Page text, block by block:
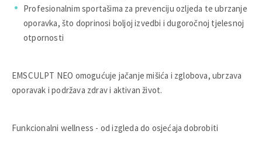
Profesionalnim sportašima za prevenciju ozljeda te ubrzanje
oporavka, što doprinosi boljoj izvedbi i dugoročnoj tjelesnoj
otpornosti
EMSCULPT NEO omogućuje jačanje mišića i zglobova, ubrzava
oporavak i podržava zdrav i aktivan život.
Funkcionalni wellness - od izgleda do osjećaja dobrobiti